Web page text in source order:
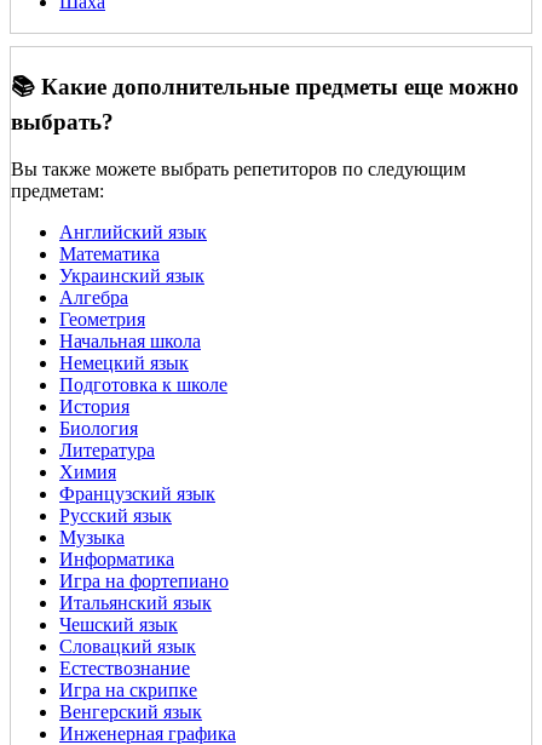
📚 Какие дополнительные предметы еще можно
выбрать?
Вы также можете выбрать репетиторов по следующим
предметам:
Английский язык
Математика
Украинский язык
Алгебра
Геометрия
Начальная школа
Немецкий язык
Подготовка к школе
История
Биология
Литература
Химия
Французский язык
Русский язык
Музыка
Информатика
Игра на фортепиано
Итальянский язык
Чешский язык
Словацкий язык
Естествознание
Игра на скрипке
Венгерский язык
Инженерная графика